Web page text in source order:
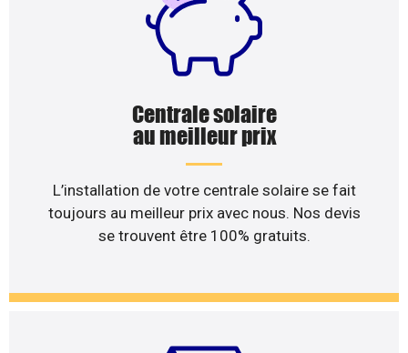
Centrale solaire
au meilleur prix
L’installation de votre centrale solaire se fait
toujours au meilleur prix avec nous. Nos devis
se trouvent être 100% gratuits.